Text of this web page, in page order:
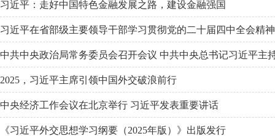
习近平：走好中国特色金融发展之路，建设金融强国
习近平在省部级主要领导干部学习贯彻党的二十届四中全会精
中共中央政治局常务委员会召开会议 中共中央总书记习近平主
2025，习近平主席引领中国外交破浪前行
中央经济工作会议在北京举行 习近平发表重要讲话
《习近平外交思想学习纲要（2025年版）》出版发行